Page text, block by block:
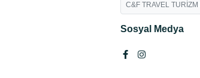
C&F TRAVEL TURİZM
Sosyal Medya